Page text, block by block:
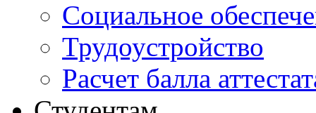
Социальное
Трудоустройство
Расчет балла